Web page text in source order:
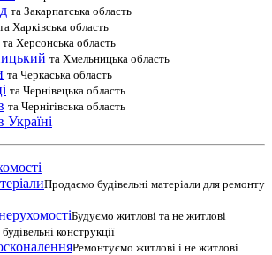
та Закарпатська область
та Харківська область
та Херсонська область
та Хмельницька область
та Черкаська область
та Чернівецька область
та Чернігівська область
Україні
Продаємо будівельні матеріали для ремонту
Будуємо житлові та не житлові
конструкції
Ремонтуємо житлові і не житлові